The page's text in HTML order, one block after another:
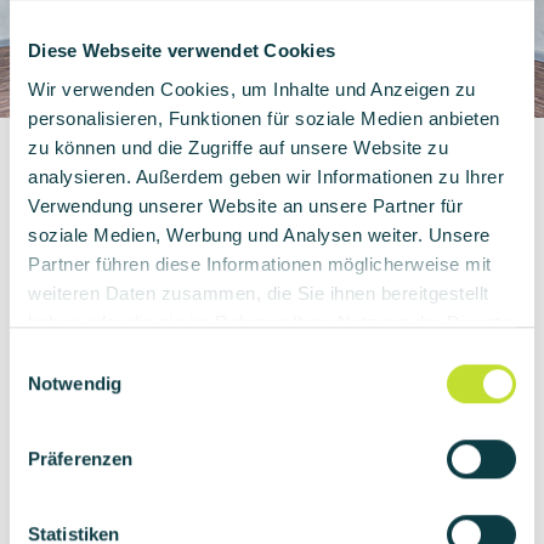
Diese Webseite verwendet Cookies
Wir verwenden Cookies, um Inhalte und Anzeigen zu
personalisieren, Funktionen für soziale Medien anbieten
zu können und die Zugriffe auf unsere Website zu
analysieren. Außerdem geben wir Informationen zu Ihrer
Verwendung unserer Website an unsere Partner für
soziale Medien, Werbung und Analysen weiter. Unsere
Partner führen diese Informationen möglicherweise mit
weiteren Daten zusammen, die Sie ihnen bereitgestellt
haben oder die sie im Rahmen Ihrer Nutzung der Dienste
Notwendig
Präferenzen
Statistiken
KONTAKTIERE UNS EINFACH
Deine Stelle ist nicht dabei?
Gerne kannst Du Dich auch initiativ
bewerben.